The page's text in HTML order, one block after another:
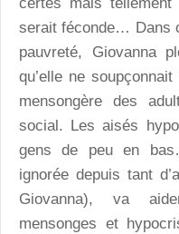
serait féconde… Dans
pauvreté, Giovanna
qu’elle ne
mensongère des
social. Les aisés
gens de peu en
ignorée depuis tant
Giovanna), va
mensonges et